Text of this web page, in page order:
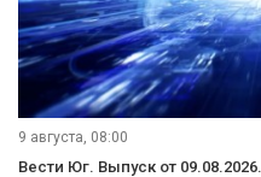
9 августа, 08:00
Вести Юг. Выпуск от 09.08.2026.